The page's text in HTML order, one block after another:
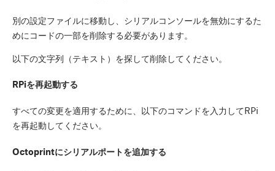
別の設定ファイルに移動し、シリアルコンソールを無効にするた
めにコードの一部を削除する必要があります。
以下の文字列（テキスト）を探して削除してください。
RPiを再起動する
すべての変更を適用するために、以下のコマンドを入力してRPi
を再起動してください。
Octoprintにシリアルポートを追加する